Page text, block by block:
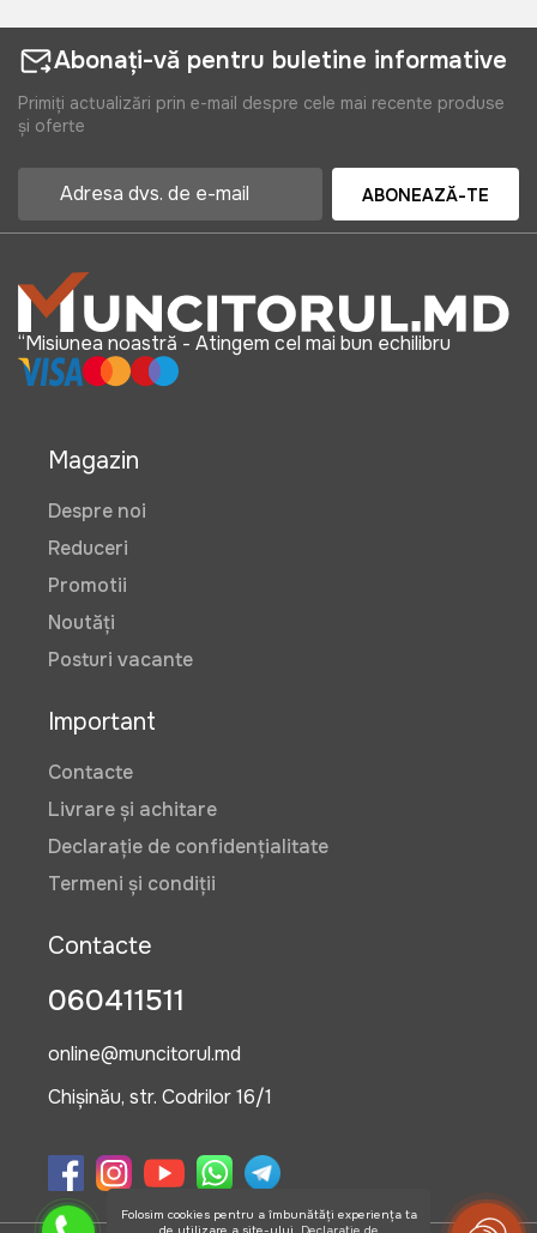
Abonați-vă pentru buletine informative
Primiți actualizări prin e-mail despre cele mai recente produse
și oferte
ABONEAZĂ-TE
“Misiunea noastră - Atingem cel mai bun echilibru
Magazin
Despre noi
Reduceri
Promotii
Noutăți
Posturi vacante
Important
Contacte
Livrare și achitare
Declarație de confidențialitate
Termeni și condiții
Contacte
060411511
online@muncitorul.md
Chișinău, str. Codrilor 16/1
Folosim cookies pentru a îmbunătăți experiența ta